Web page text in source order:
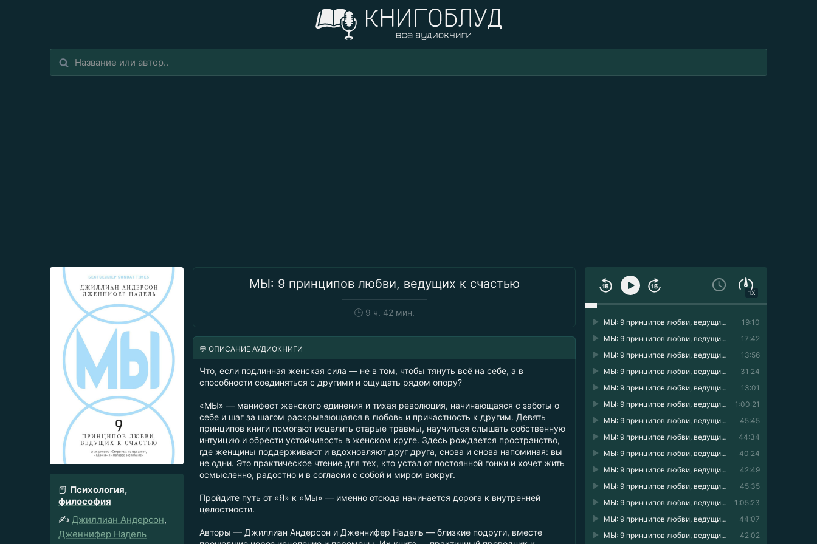
МЫ: 9 принципов любви, ведущих к счастью
🕒9 ч. 42 мин.
📕 Психология,
философия
✍️ Джиллиан Андерсон,
Дженнифер Надель
1X
19:10
МЫ: 9 принципов любви, ведущих к счастью 01
17:42
МЫ: 9 принципов любви, ведущих к счастью 02
13:56
МЫ: 9 принципов любви, ведущих к счастью 03
31:24
МЫ: 9 принципов любви, ведущих к счастью 04
13:01
МЫ: 9 принципов любви, ведущих к счастью 05
1:00:21
МЫ: 9 принципов любви, ведущих к счастью 06
45:45
МЫ: 9 принципов любви, ведущих к счастью 07
44:34
МЫ: 9 принципов любви, ведущих к счастью 08
40:24
МЫ: 9 принципов любви, ведущих к счастью 09
42:49
МЫ: 9 принципов любви, ведущих к счастью 10
45:35
МЫ: 9 принципов любви, ведущих к счастью 11
1:05:23
МЫ: 9 принципов любви, ведущих к счастью 12
44:07
МЫ: 9 принципов любви, ведущих к счастью 13
42:02
МЫ: 9 принципов любви, ведущих к счастью 14
💬 ОПИСАНИЕ АУДИОКНИГИ
Что, если подлинная женская сила — не в том, чтобы тянуть всё на себе, а в
способности соединяться с другими и ощущать рядом опору?
«МЫ» — манифест женского единения и тихая революция, начинающаяся с заботы о
себе и шаг за шагом раскрывающаяся в любовь и причастность к другим. Девять
принципов книги помогают исцелить старые травмы, научиться слышать собственную
интуицию и обрести устойчивость в женском круге. Здесь рождается пространство,
где женщины поддерживают и вдохновляют друг друга, снова и снова напоминая: вы
не одни. Это практическое чтение для тех, кто устал от постоянной гонки и хочет жить
осмысленно, радостно и в согласии с собой и миром вокруг.
Пройдите путь от «Я» к «Мы» — именно отсюда начинается дорога к внутренней
целостности.
Авторы — Джиллиан Андерсон и Дженнифер Надель — близкие подруги, вместе